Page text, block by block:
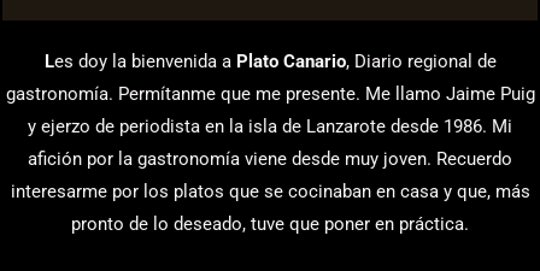
Les doy la bienvenida a Plato Canario, Diario regional de
gastronomía. Permítanme que me presente. Me llamo Jaime Puig
y ejerzo de periodista en la isla de Lanzarote desde 1986. Mi
afición por la gastronomía viene desde muy joven. Recuerdo
interesarme por los platos que se cocinaban en casa y que, más
pronto de lo deseado, tuve que poner en práctica.